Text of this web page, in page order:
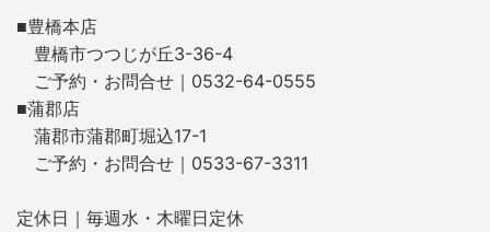
■豊橋本店
豊橋市つつじが丘3-36-4
ご予約・お問合せ｜0532-64-0555
■蒲郡店
蒲郡市蒲郡町堀込17-1
ご予約・お問合せ｜0533-67-3311
定休日｜毎週水・木曜日定休